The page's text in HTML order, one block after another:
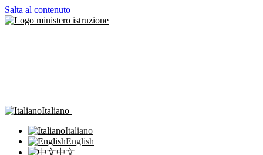
Salta al contenuto
Italiano
Italiano
English
中文